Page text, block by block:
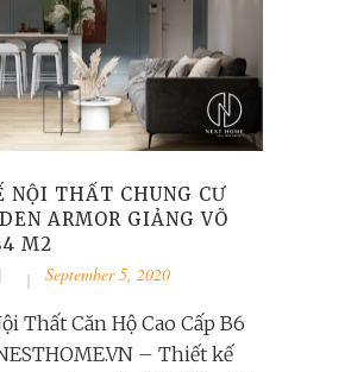
NỘI THẤT CHUNG CƯ
ARMOR GIẢNG VÕ
M2
September 5, 2020
Thất Căn Hộ Cao Cấp B6
– Thiết kế